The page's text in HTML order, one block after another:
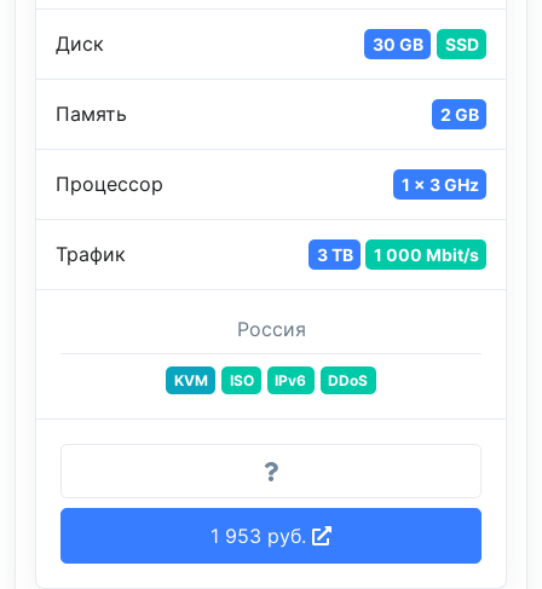
Диск 30 GB SSD
Память 2 GB
Процессор 1 x 3 GHz
Трафик 3 TB 1 000 Mbit/s
Россия
KVM ISO IPv6 DDoS
1 953 руб.